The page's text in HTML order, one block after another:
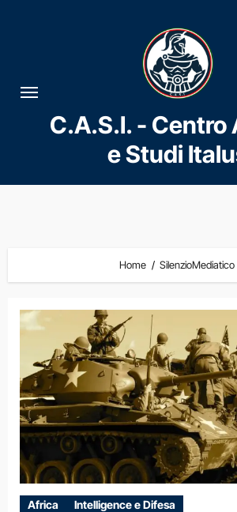
al
contenuto
C.A.S.I. - Centro
e Studi
Home SilenzioMediatico
Africa Intelligence e Difesa